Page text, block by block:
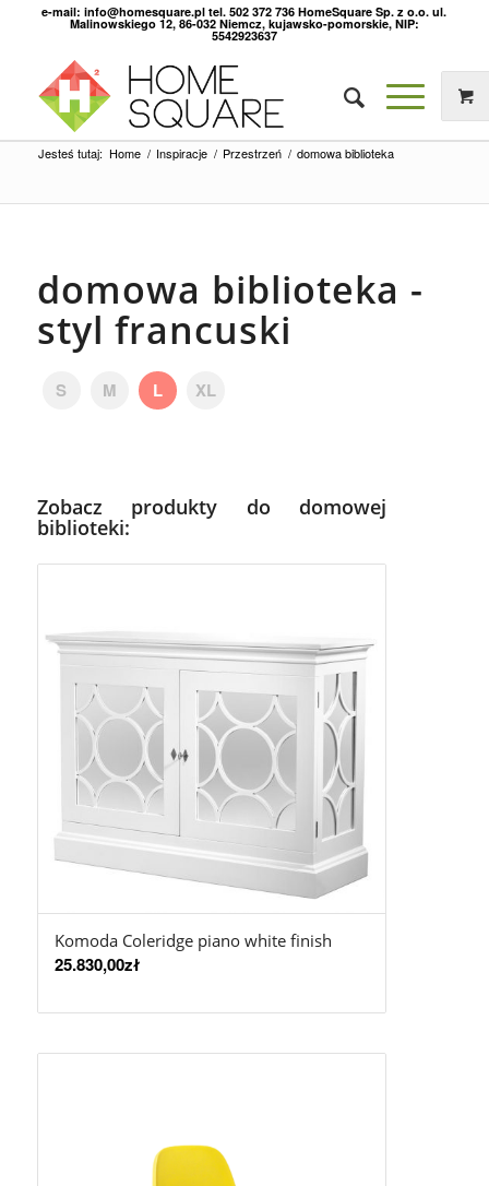
e-mail: info@homesquare.pl tel. 502 372 736 HomeSquare Sp. z o.o. ul.
Malinowskiego 12, 86-032 Niemcz, kujawsko-pomorskie, NIP:
5542923637
Jesteś tutaj: Home / Inspiracje / Przestrzeń / domowa biblioteka
domowa biblioteka -
styl francuski
S M L XL
Zobacz produkty do domowej
biblioteki:
Komoda Coleridge piano white finish
25.830,00zł